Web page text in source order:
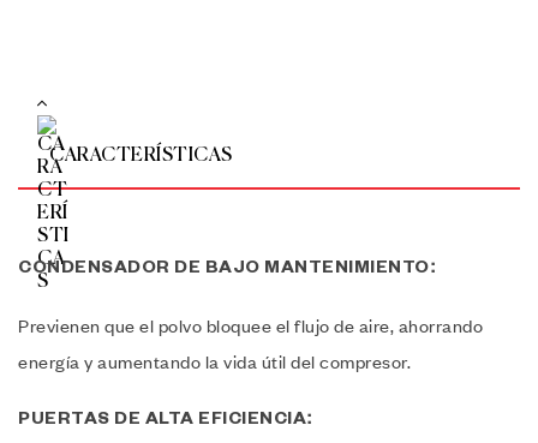
CARACTERÍSTICAS
CONDENSADOR DE BAJO MANTENIMIENTO:
Previenen que el polvo bloquee el flujo de aire, ahorrando
energía y aumentando la vida útil del compresor.
PUERTAS DE ALTA EFICIENCIA: